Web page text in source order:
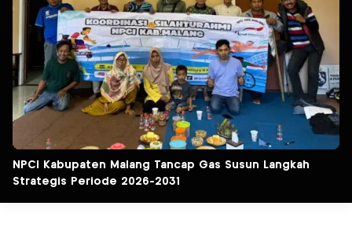
NPCI Kabupaten Malang Tancap Gas Susun Langkah
Strategis Periode 2026-2031